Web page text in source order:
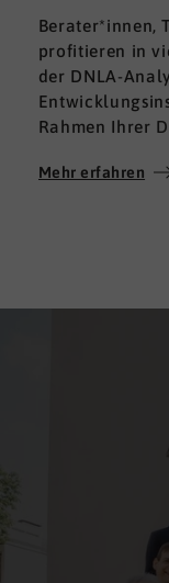
Berater*innen,
profitieren in
der DNLA-
Rahmen Ihrer
Soft Skills
Mehr erfahren